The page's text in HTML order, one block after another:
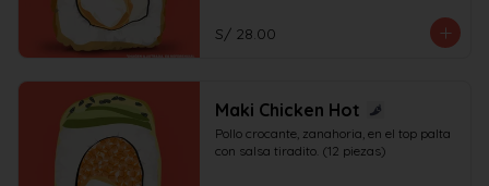
S/ 28.00
Maki Chicken Hot
Pollo crocante, zanahoria, en el top palta
con salsa tiradito. (12 piezas)